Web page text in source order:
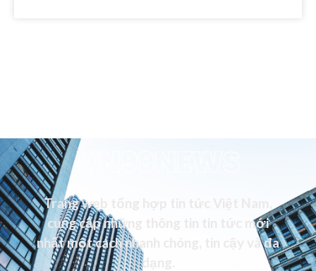
VN99NEWS
Trang web tổng hợp tin tức Việt Nam,
cung cấp những thông tin tin tức mới
nhất một cách nhanh chóng, tin cậy và đa
dạng.